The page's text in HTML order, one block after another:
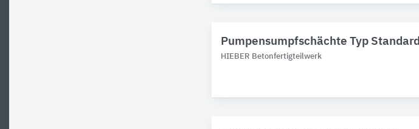
Pumpensumpfschächte Typ Standard
HIEBER Betonfertigteilwerk